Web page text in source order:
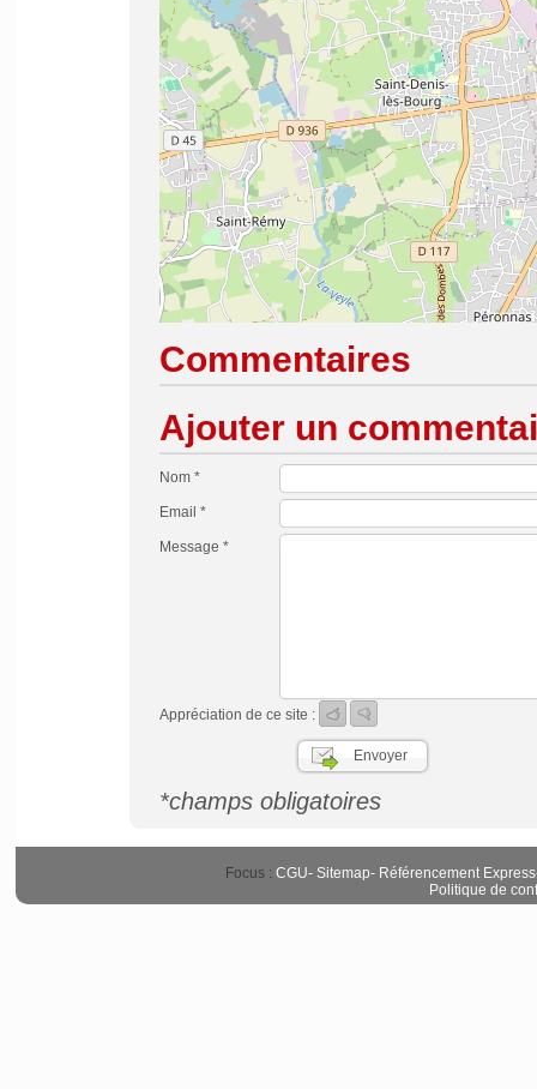
Commentaires
Ajouter un
Nom *
Email *
Message *
Appréciation de ce site :
*champs obligatoires
Focus : CGU- Sitemap- Référencement Express
Politique de